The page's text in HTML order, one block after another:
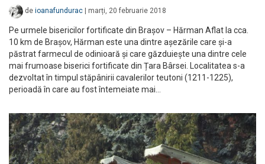
de ioanafundurac marți, 20 februarie 2018
Pe urmele bisericilor fortificate din Brașov – Hărman Aflat la cca.
10 km de Brașov, Hărman este una dintre așezările care și-a
păstrat farmecul de odinioară și care găzduiește una dintre cele
mai frumoase biserici fortificate din Țara Bârsei. Localitatea s-a
dezvoltat în timpul stăpânirii cavalerilor teutoni (1211-1225),
perioadă în care au fost întemeiate mai…